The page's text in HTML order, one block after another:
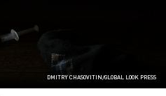
DMITRY CHASOVITIN/GLOBAL LOOK PRESS